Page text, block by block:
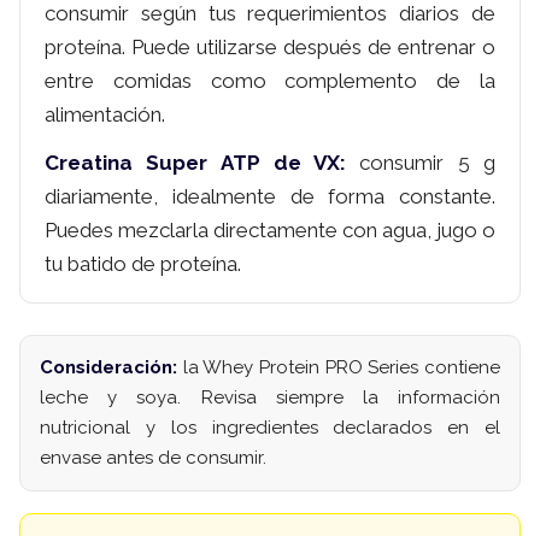
consumir según tus requerimientos diarios de
proteína. Puede utilizarse después de entrenar o
entre comidas como complemento de la
alimentación.
Creatina Super ATP de VX: consumir 5 g
diariamente, idealmente de forma constante.
Puedes mezclarla directamente con agua, jugo o
tu batido de proteína.
Consideración: la Whey Protein PRO Series contiene
leche y soya. Revisa siempre la información
nutricional y los ingredientes declarados en el
envase antes de consumir.